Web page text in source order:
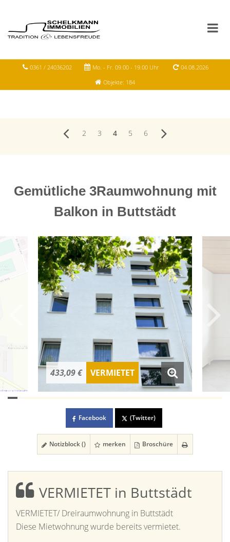
0361 / 24036202 Mo. - Fr. 09.00 - 19.00 Uhr
04.08.2026
Objekte: 184
2 3 4 5 6
Gemütliche 3Raumwohnung mit
Balkon in Buttstädt
433,09 € VERMIETET
Facebook (Twitter)
Notizblock () merken Broschüre
VERMIETET in Buttstädt
VERMIETET/ Dreiraumwohnung in Buttstädt
Diese Mietwohnung wurde bereits vermietet.